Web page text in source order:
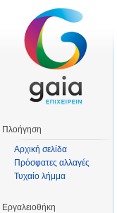
Πλοήγηση
Αρχική σελίδα
Πρόσφατες αλλαγές
Τυχαίο λήμμα
Εργαλειοθήκη